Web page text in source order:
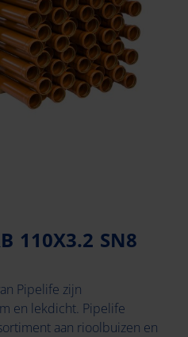
110X3.2 SN8
Pipelife zijn
en lekdicht. Pipelife
aan rioolbuizen en